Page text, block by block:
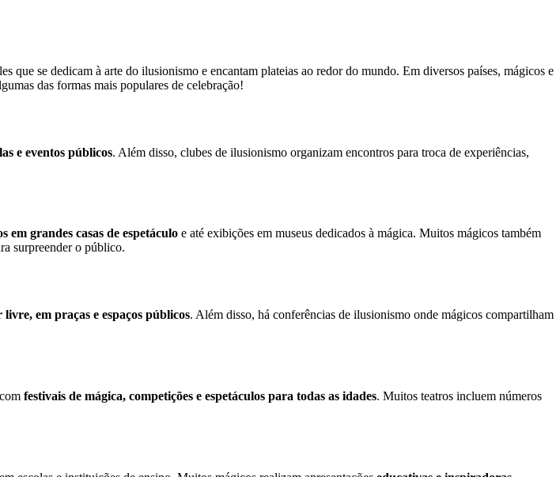
que se dedicam à arte do ilusionismo e encantam plateias ao redor do mundo. Em diversos países, mágicos e
das formas mais populares de celebração!
e eventos públicos. Além disso, clubes de ilusionismo organizam encontros para troca de experiências,
em grandes casas de espetáculo e até exibições em museus dedicados à mágica. Muitos mágicos também
surpreender o público.
em praças e espaços públicos. Além disso, há conferências de ilusionismo onde mágicos compartilham
festivais de mágica, competições e espetáculos para todas as idades. Muitos teatros incluem números